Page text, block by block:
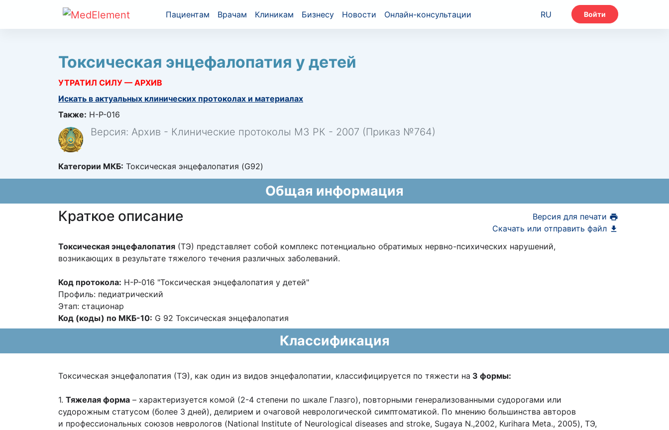
Пациентам Врачам Клиникам Бизнесу Новости Онлайн-консультации RU Войти
Токсическая энцефалопатия у детей
УТРАТИЛ СИЛУ — АРХИВ
Искать в актуальных клинических протоколах и материалах
Также: H-P-016
Версия: Архив - Клинические протоколы МЗ РК - 2007 (Приказ №764)
Категории МКБ: Токсическая энцефалопатия (G92)
Общая информация
Версия для печати
Скачать или отправить файл
Краткое описание
Токсическая энцефалопатия (ТЭ) представляет собой комплекс потенциально обратимых нервно-психических нарушений,
возникающих в результате тяжелого течения различных заболеваний.
Код протокола: H-P-016 "Токсическая энцефалопатия у детей"
Профиль: педиатрический
Этап: стационар
Код (коды) по МКБ-10: G 92 Токсическая энцефалопатия
Классификация
Токсическая энцефалопатия (ТЭ), как один из видов энцефалопатии, классифицируется по тяжести на 3 формы:
1. Тяжелая форма – характеризуется комой (2-4 степени по шкале Глазго), повторными генерализованными судорогами или
судорожным статусом (более 3 дней), делирием и очаговой неврологической симптоматикой. По мнению большинства авторов
и профессиональных союзов неврологов (National Institute of Neurological diseases and stroke, Sugaya N.,2002, Kurihara Meta., 2005), ТЭ,